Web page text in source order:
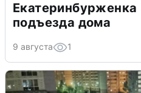
Екатеринбурженка
подъезда дома
9 августа 1